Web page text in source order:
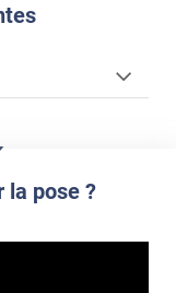
enlever et stocker
la pose ?